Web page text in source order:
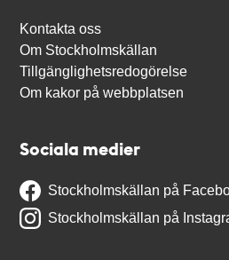
Kontakta oss
Om Stockholmskällan
Tillgänglighetsredogörelse
Om kakor på webbplatsen
Sociala medier
Stockholmskällan på
Stockholmskällan på